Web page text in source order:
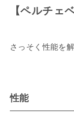
【ペルチェ
さっそく性能を
性能